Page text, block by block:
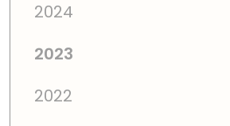
2024
2023
2022